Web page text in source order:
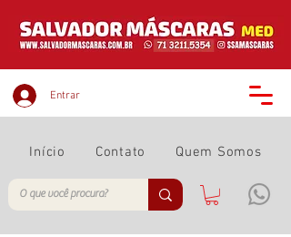
Início Contato Quem Somos
Entrar